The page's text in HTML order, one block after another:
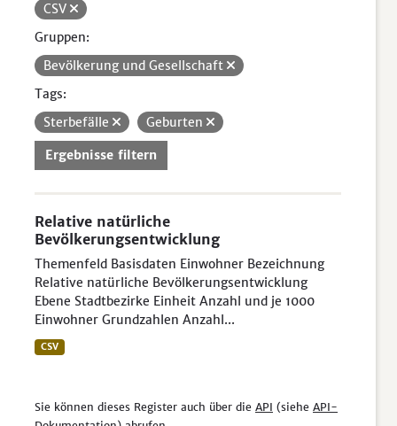
CSV
Gruppen:
Bevölkerung und Gesellschaft
Tags:
Sterbefälle
Geburten
Ergebnisse filtern
Relative natürliche
Bevölkerungsentwicklung
Themenfeld Basisdaten Einwohner Bezeichnung
Relative natürliche Bevölkerungsentwicklung
Ebene Stadtbezirke Einheit Anzahl und je 1000
Einwohner Grundzahlen Anzahl...
CSV
Sie können dieses Register auch über die API (siehe API-